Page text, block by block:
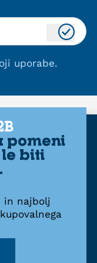
uporabe.
pomeni
le biti
in najbolj